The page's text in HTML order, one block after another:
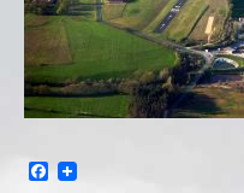
Facebook